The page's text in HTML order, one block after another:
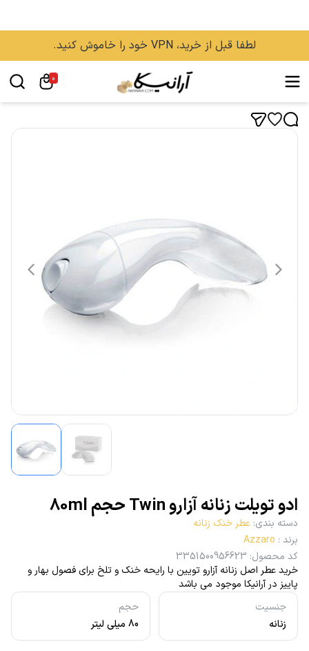
لطفا قبل از خرید، VPN خود را خاموش کنید.
0
ادو تویلت زنانه آزارو Twin حجم 80ml
جنسیت
زنانه
حجم
80 میلی لیتر
دسته بندی: عطر خنک زنانه
برند :
Azzaro
کد محصول:
3351500956623
خرید عطر اصل زنانه آزارو تویین با رایحه خنک و تلخ برای فصول بهار و
پاییز در آرانیکا موجود می باشد